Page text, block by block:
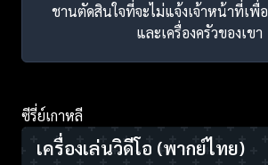
ชานตัดสินใจที่จะไม่แจ้งเจ้าหน้าที่เพื่
และเครื่องครัวของเขา
ซีรี่ย์เกาหลี
เครื่องเล่นวิดีโอ (พากย์ไทย)